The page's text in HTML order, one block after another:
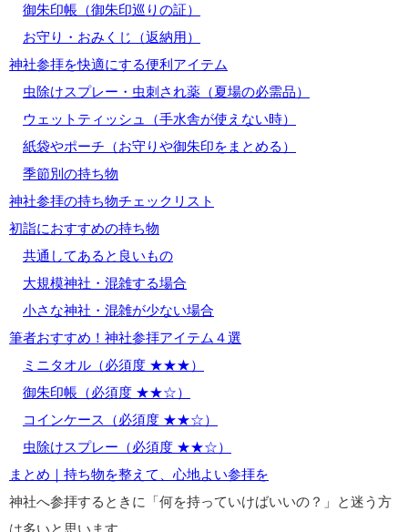
御朱印帳（御朱印巡りの証）
お守り・おみくじ（返納用）
神社参拝を快適にする便利アイテム
虫除けスプレー・虫刺され薬（夏場の必需品）
ウェットティッシュ（手水舎が使えない時）
紙袋やポーチ（お守りや御朱印をまとめる）
季節別の持ち物
神社参拝の持ち物チェックリスト
初詣におすすめの持ち物
共通してあると良いもの
大規模神社・混雑する場合
小さな神社・混雑が少ない場合
筆者おすすめ！神社参拝アイテム４選
ミニタオル（必須度 ★★★）
御朱印帳（必須度 ★★☆）
コインケース（必須度 ★★☆）
虫除けスプレー（必須度 ★★☆）
まとめ｜持ち物を整えて、心地よい参拝を
神社へ参拝するときに「何を持っていけばいいの？」と迷う方
は多いと思います。